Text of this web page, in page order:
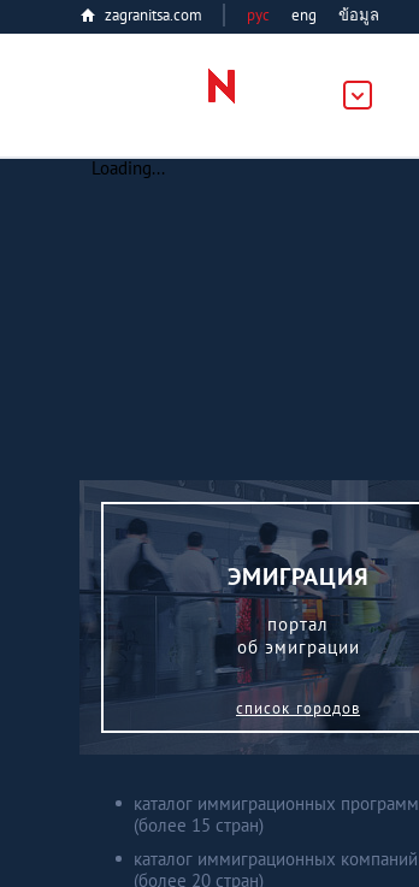
zagranitsa.com рус eng ข้อมูล
Великобритания
Венгрия
Германия
Греция
Испания
Казахстан
Loading...
ЭМИГРАЦИЯ
портал
об эмиграции
список городов
каталог иммиграционных программ
(более 15 стран)
каталог иммиграционных компаний
(более 20 стран)